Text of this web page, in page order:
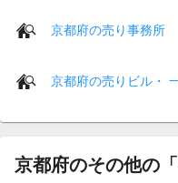
京都府の売り事務所
京都府の売りビル・
京都府のその他の